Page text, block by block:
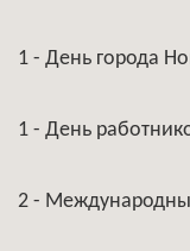
1 - День города
1 - День
2 -